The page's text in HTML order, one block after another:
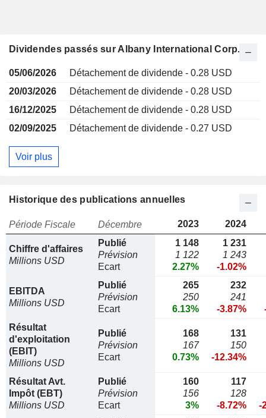
Dividendes passés sur Albany International Corp.
05/06/2026
Détachement de dividende - 0.28 USD
20/03/2026
Détachement de dividende - 0.28 USD
16/12/2025
Détachement de dividende - 0.28 USD
02/09/2025
Détachement de dividende - 0.27 USD
Voir plus
Historique des publications annuelles
Période Fiscale Décembre 2023 2024
Chiffre d'affaires
Millions USD
Publié
Prévision
Ecart
1 148
1 122
2.27%
1 231
1 243
-1.02%
EBITDA
Millions USD
Publié
Prévision
Ecart
265
250
6.13%
232
241
-3.87%
Résultat
d'exploitation
(EBIT)
Millions USD
Publié
Prévision
Ecart
168
167
0.73%
131
150
-12.34%
Résultat Avt.
Impôt (EBT)
Millions USD
Publié
Prévision
Ecart
160
156
3%
117
128
-8.72%
-